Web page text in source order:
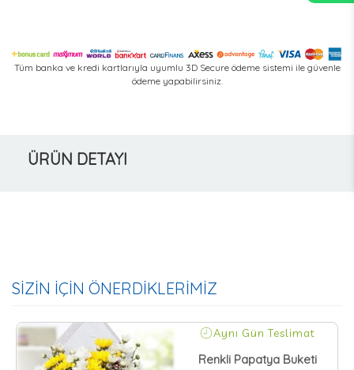
Tüm banka ve kredi kartlarıyla uyumlu 3D Secure ödeme sistemi ile güvenle
ödeme yapabilirsiniz.
ÜRÜN DETAYI
SİZİN İÇİN ÖNERDİKLERİMİZ
Aynı Gün Teslimat
Renkli Papatya Buketi